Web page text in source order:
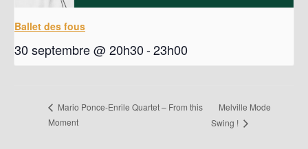
Ballet des fous
30 septembre @ 20h30-23h00
Mario Ponce-Enrile Quartet – From this
Moment
Melville Mode
Swing !